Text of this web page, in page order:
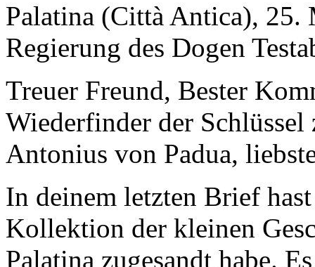
Palatina (Città Antica), 25.
Regierung des Dogen
Treuer Freund, Bester
Wiederfinder der
Antonius von Padua,
In deinem letzten Brief
Kollektion der kleinen
Palatina zugesandt habe.